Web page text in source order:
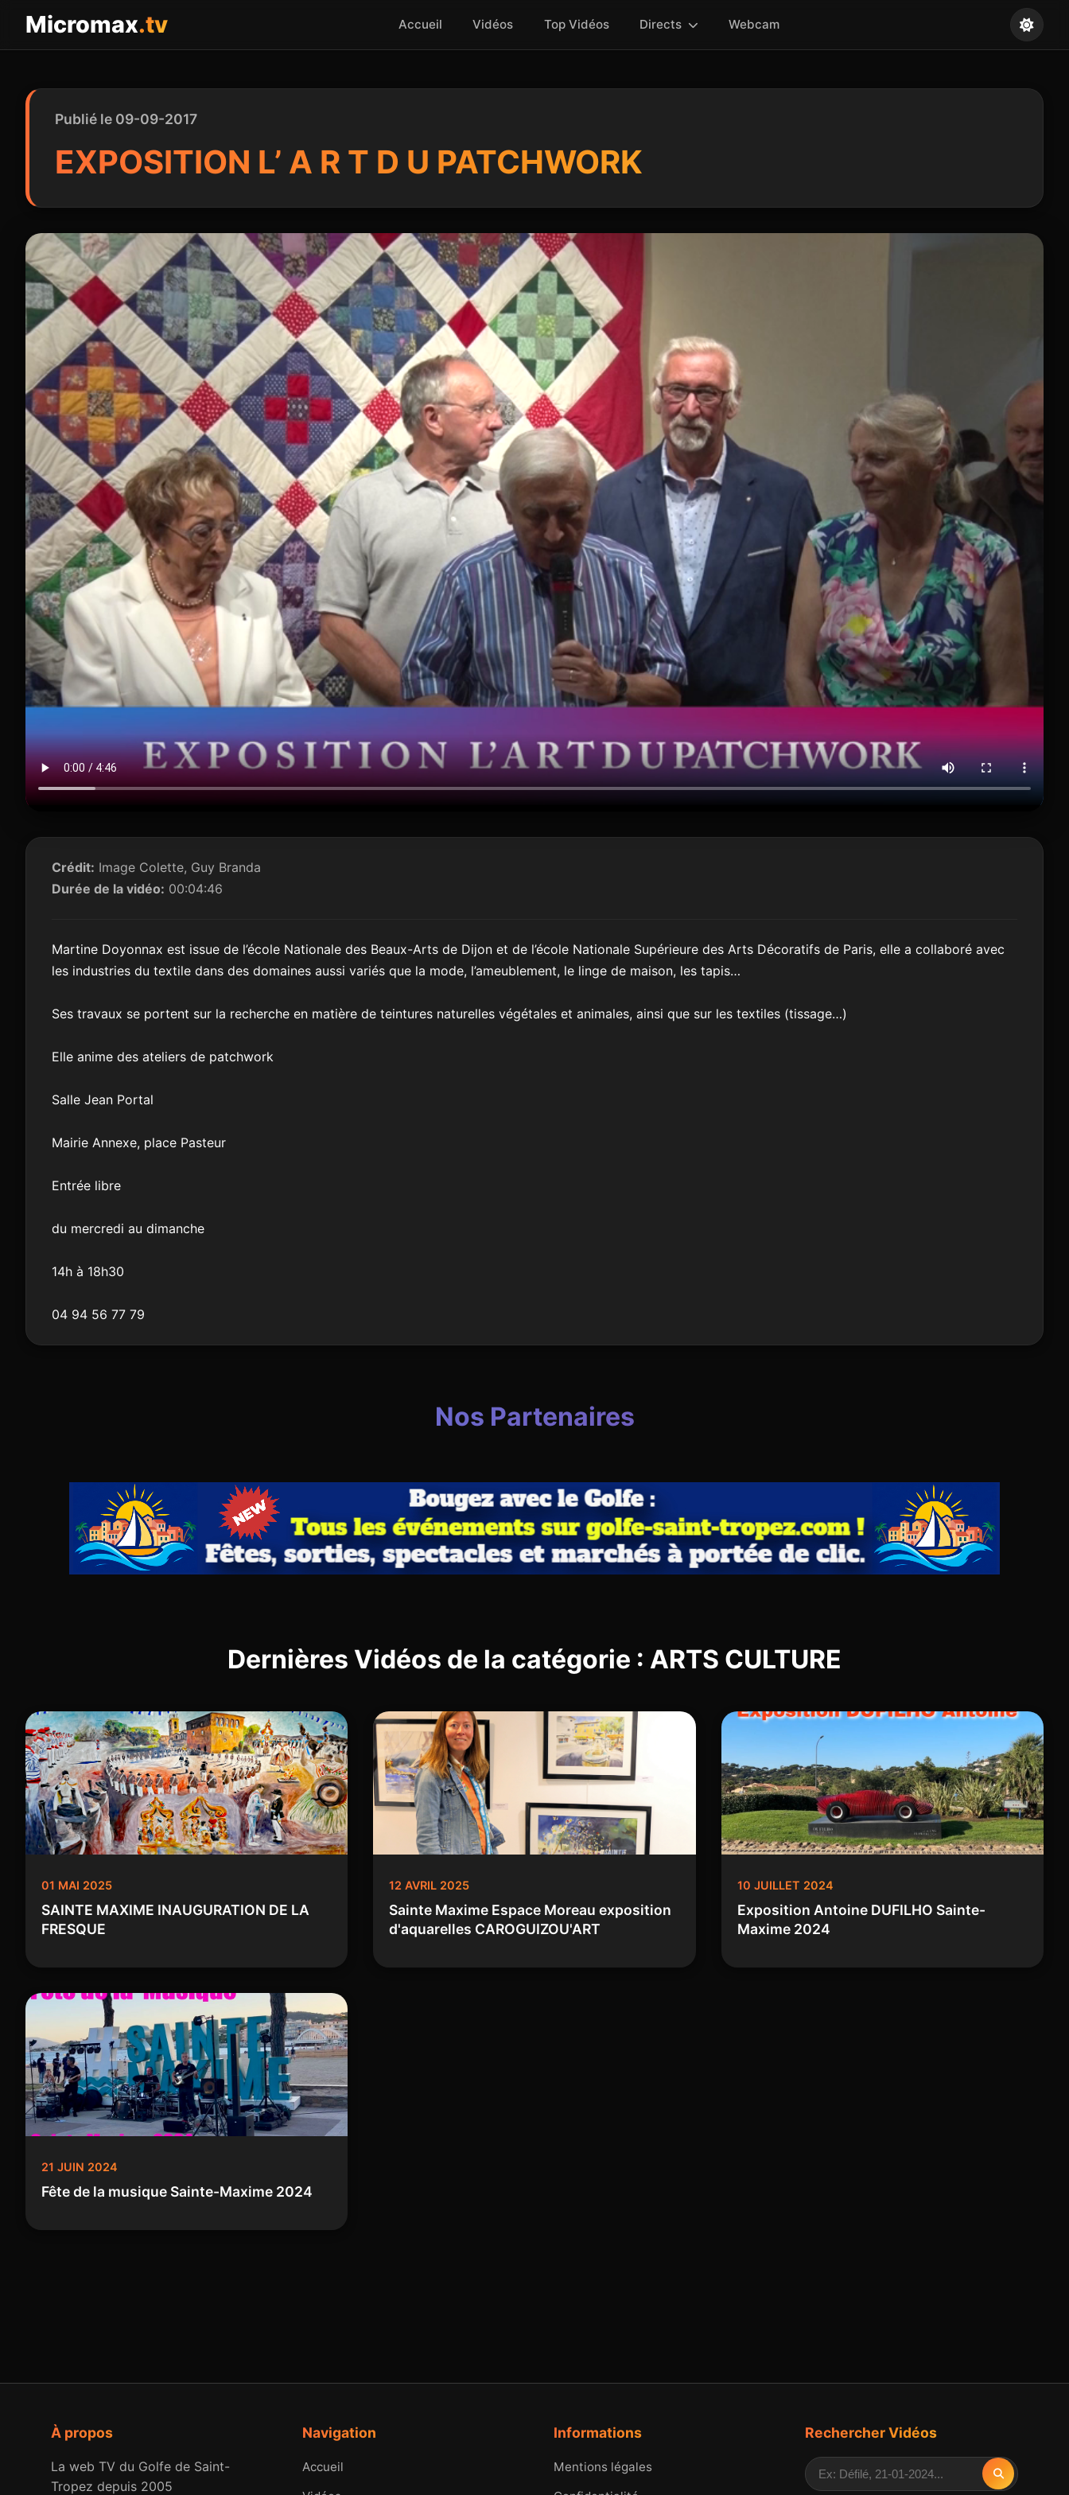
Micromax.tv Accueil Vidéos Top Vidéos Directs Webcam
Publié le 09-09-2017
EXPOSITION L’ A R T D U PATCHWORK
Crédit: Image Colette, Guy Branda
Durée de la vidéo: 00:04:46
Martine Doyonnax est issue de l’école Nationale des Beaux-Arts de Dijon et de l’école Nationale Supérieure des Arts Décoratifs de Paris, elle a collaboré avec
les industries du textile dans des domaines aussi variés que la mode, l’ameublement, le linge de maison, les tapis…
Ses travaux se portent sur la recherche en matière de teintures naturelles végétales et animales, ainsi que sur les textiles (tissage…)
Elle anime des ateliers de patchwork
Salle Jean Portal
Mairie Annexe, place Pasteur
Entrée libre
du mercredi au dimanche
14h à 18h30
04 94 56 77 79
Nos Partenaires
Dernières Vidéos de la catégorie : ARTS CULTURE
01 MAI 2025
SAINTE MAXIME INAUGURATION DE LA
FRESQUE
12 AVRIL 2025
Sainte Maxime Espace Moreau exposition
d'aquarelles CAROGUIZOU'ART
10 JUILLET 2024
Exposition Antoine DUFILHO Sainte-
Maxime 2024
21 JUIN 2024
Fête de la musique Sainte-Maxime 2024
À propos
La web TV du Golfe de Saint-
Tropez depuis 2005
Navigation
Accueil
Informations
Mentions légales
Rechercher Vidéos